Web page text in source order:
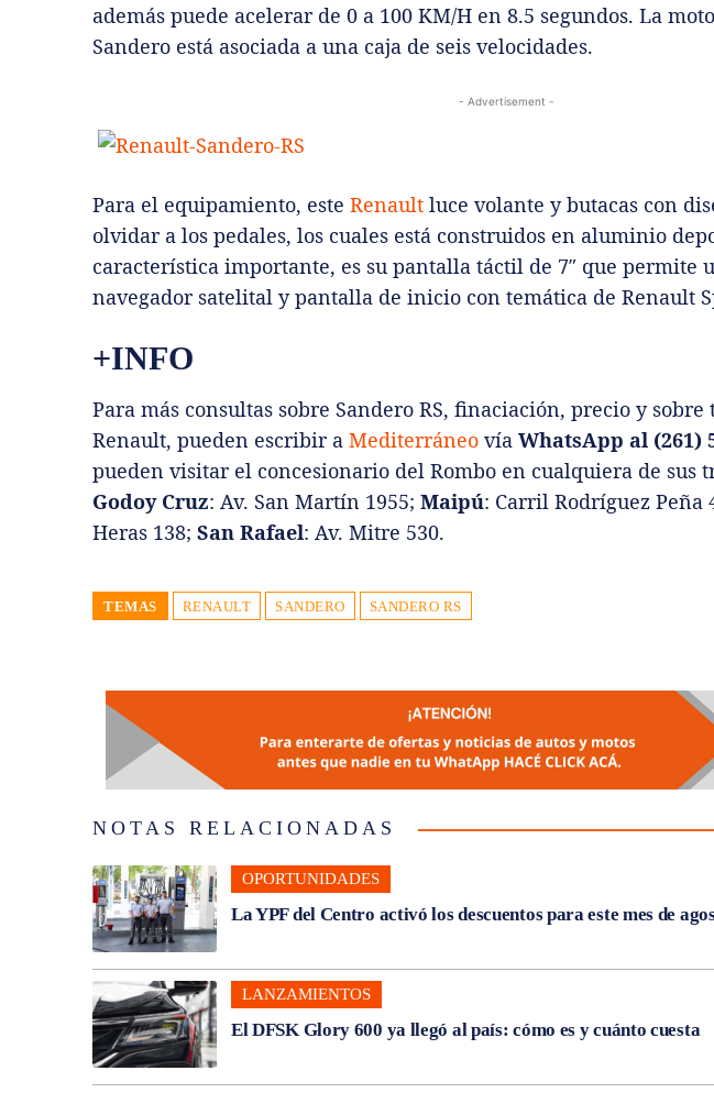
además puede acelerar de 0 a 100 KM/H en 8.5 segundos. La
Sandero está asociada a una caja de seis velocidades.
- Advertisement -
Para el equipamiento, este Renault luce volante y butacas con
olvidar a los pedales, los cuales está construidos en aluminio
característica importante, es su pantalla táctil de 7″ que permite
navegador satelital y pantalla de inicio con temática de Renault
+INFO
Para más consultas sobre Sandero RS, finaciación, precio y
Renault, pueden escribir a Mediterráneo vía WhatsApp al (261)
pueden visitar el concesionario del Rombo en cualquiera de sus
Godoy Cruz: Av. San Martín 1955; Maipú: Carril Rodríguez Peña
Heras 138; San Rafael: Av. Mitre 530.
TEMAS RENAULT SANDERO SANDERO RS
NOTAS RELACIONADAS
OPORTUNIDADES
La YPF del Centro activó los descuentos para este mes de
LANZAMIENTOS
El DFSK Glory 600 ya llegó al país: cómo es y cuánto cuesta